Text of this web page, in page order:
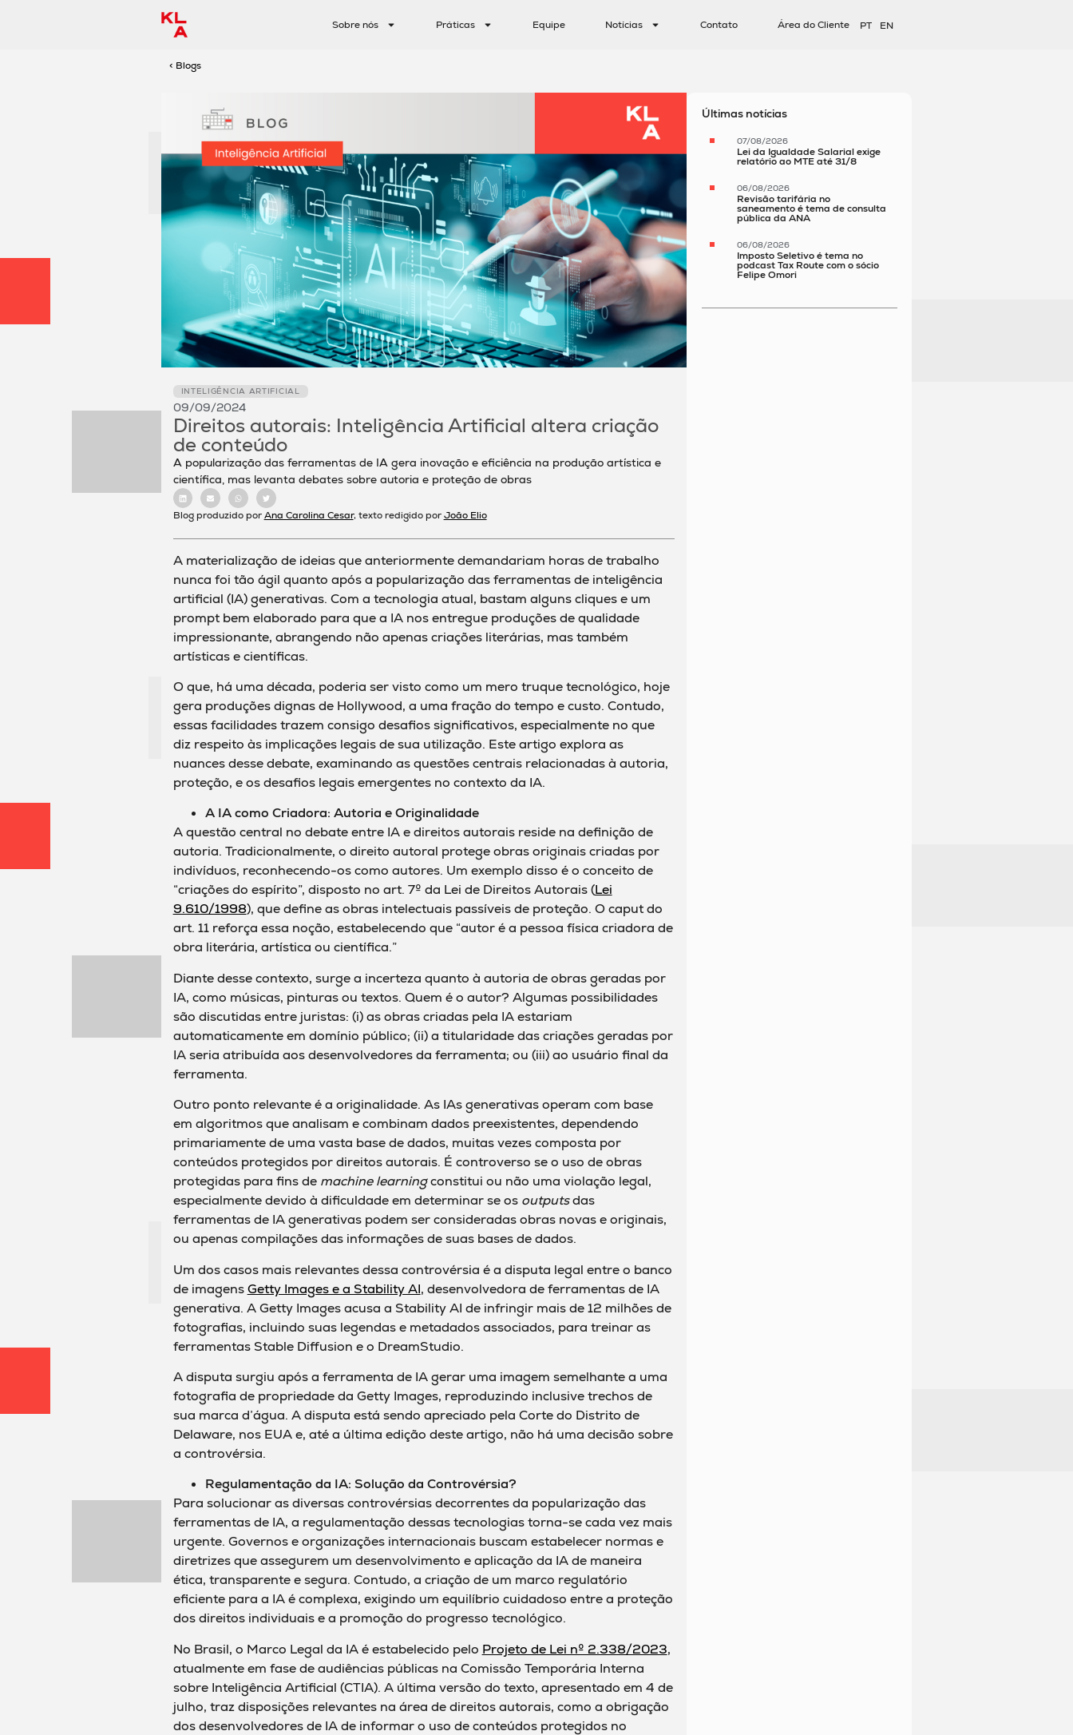
Sobre nós Práticas Equipe Notícias Contato Área do Cliente PT EN
< Blogs
INTELIGÊNCIA ARTIFICIAL
09/09/2024
Direitos autorais: Inteligência Artificial altera criação
de conteúdo
A popularização das ferramentas de IA gera inovação e eficiência na produção artística e
científica, mas levanta debates sobre autoria e proteção de obras
Blog produzido porAna Carolina Cesar, texto redigido porJoão Elio
A materialização de ideias que anteriormente demandariam horas de trabalho
nunca foi tão ágil quanto após a popularização das ferramentas de inteligência
artificial (IA) generativas. Com a tecnologia atual, bastam alguns cliques e um
prompt bem elaborado para que a IA nos entregue produções de qualidade
impressionante, abrangendo não apenas criações literárias, mas também
artísticas e científicas.
O que, há uma década, poderia ser visto como um mero truque tecnológico, hoje
gera produções dignas de Hollywood, a uma fração do tempo e custo. Contudo,
essas facilidades trazem consigo desafios significativos, especialmente no que
diz respeito às implicações legais de sua utilização. Este artigo explora as
nuances desse debate, examinando as questões centrais relacionadas à autoria,
proteção, e os desafios legais emergentes no contexto da IA.
A IA como Criadora: Autoria e Originalidade
A questão central no debate entre IA e direitos autorais reside na definição de
autoria. Tradicionalmente, o direito autoral protege obras originais criadas por
indivíduos, reconhecendo-os como autores. Um exemplo disso é o conceito de
“criações do espírito”, disposto no art. 7º da Lei de Direitos Autorais (Lei
9.610/1998), que define as obras intelectuais passíveis de proteção. O caput do
art. 11 reforça essa noção, estabelecendo que “autor é a pessoa física criadora de
obra literária, artística ou científica.”
Diante desse contexto, surge a incerteza quanto à autoria de obras geradas por
IA, como músicas, pinturas ou textos. Quem é o autor? Algumas possibilidades
são discutidas entre juristas: (i) as obras criadas pela IA estariam
automaticamente em domínio público; (ii) a titularidade das criações geradas por
IA seria atribuída aos desenvolvedores da ferramenta; ou (iii) ao usuário final da
ferramenta.
Outro ponto relevante é a originalidade. As IAs generativas operam com base
em algoritmos que analisam e combinam dados preexistentes, dependendo
primariamente de uma vasta base de dados, muitas vezes composta por
conteúdos protegidos por direitos autorais. É controverso se o uso de obras
protegidas para fins de machine learningconstitui ou não uma violação legal,
especialmente devido à dificuldade em determinar se os outputsdas
ferramentas de IA generativas podem ser consideradas obras novas e originais,
ou apenas compilações das informações de suas bases de dados.
Um dos casos mais relevantes dessa controvérsia é a disputa legal entre o banco
de imagensGetty Images e a Stability AI, desenvolvedora de ferramentas de IA
generativa. A Getty Images acusa a Stability AI de infringir mais de 12 milhões de
fotografias, incluindo suas legendas e metadados associados, para treinar as
ferramentas Stable Diffusion e o DreamStudio.
A disputa surgiu após a ferramenta de IA gerar uma imagem semelhante a uma
fotografia de propriedade da Getty Images, reproduzindo inclusive trechos de
sua marca d’água. A disputa está sendo apreciado pela Corte do Distrito de
Delaware, nos EUA e, até a última edição deste artigo, não há uma decisão sobre
a controvérsia.
Regulamentação da IA: Solução da Controvérsia?
Para solucionar as diversas controvérsias decorrentes da popularização das
ferramentas de IA, a regulamentação dessas tecnologias torna-se cada vez mais
urgente. Governos e organizações internacionais buscam estabelecer normas e
diretrizes que assegurem um desenvolvimento e aplicação da IA de maneira
ética, transparente e segura. Contudo, a criação de um marco regulatório
eficiente para a IA é complexa, exigindo um equilíbrio cuidadoso entre a proteção
dos direitos individuais e a promoção do progresso tecnológico.
No Brasil, o Marco Legal da IA é estabelecido pelo Projeto de Lei nº 2.338/2023,
atualmente em fase de audiências públicas na Comissão Temporária Interna
sobre Inteligência Artificial (CTIA). A última versão do texto, apresentado em 4 de
julho, traz disposições relevantes na área de direitos autorais, como a obrigação
dos desenvolvedores de IA de informar o uso de conteúdos protegidos no
Últimas notícias
07/08/2026
Lei da Igualdade Salarial exige
relatório ao MTE até 31/8
06/08/2026
Revisão tarifária no
saneamento é tema de consulta
pública da ANA
06/08/2026
Imposto Seletivo é tema no
podcast Tax Route com o sócio
Felipe Omori